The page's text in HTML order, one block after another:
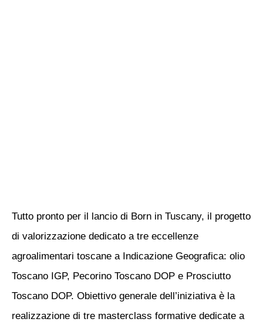
Tutto pronto per il lancio di Born in Tuscany, il progetto
di valorizzazione dedicato a tre eccellenze
agroalimentari toscane a Indicazione Geografica: olio
Toscano IGP, Pecorino Toscano DOP e Prosciutto
Toscano DOP. Obiettivo generale dell’iniziativa è la
realizzazione di tre masterclass formative dedicate a